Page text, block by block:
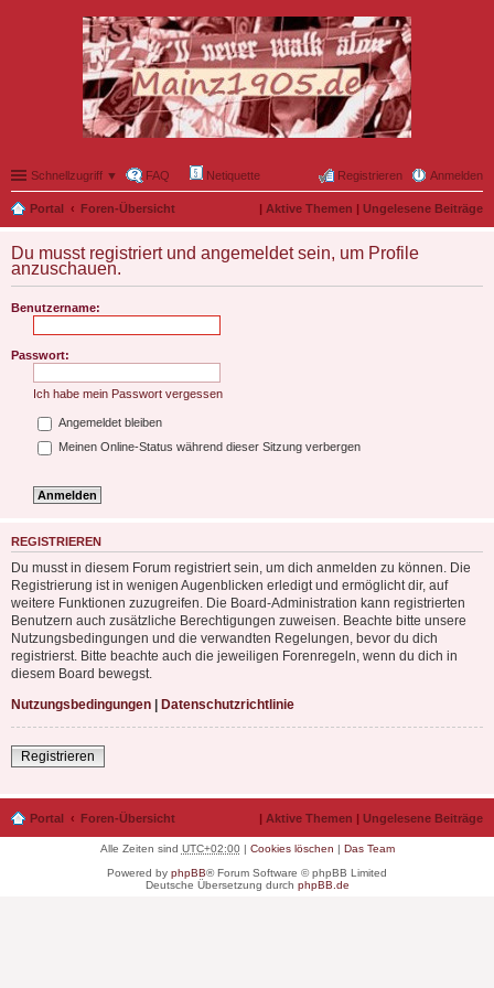
Schnellzugriff ▼ FAQ Netiquette Anmelden
Registrieren
Portal Foren-Übersicht | Aktive Themen | Ungelesene Beiträge
Du musst registriert und angemeldet sein, um Profile
anzuschauen.
Benutzername:
Passwort:
Ich habe mein Passwort vergessen
Angemeldet bleiben
Meinen Online-Status während dieser Sitzung verbergen
REGISTRIEREN
Du musst in diesem Forum registriert sein, um dich anmelden zu können. Die
Registrierung ist in wenigen Augenblicken erledigt und ermöglicht dir, auf
weitere Funktionen zuzugreifen. Die Board-Administration kann registrierten
Benutzern auch zusätzliche Berechtigungen zuweisen. Beachte bitte unsere
Nutzungsbedingungen und die verwandten Regelungen, bevor du dich
registrierst. Bitte beachte auch die jeweiligen Forenregeln, wenn du dich in
diesem Board bewegst.
Nutzungsbedingungen | Datenschutzrichtlinie
Registrieren
Portal Foren-Übersicht | Aktive Themen | Ungelesene Beiträge
Alle Zeiten sind UTC+02:00| Cookies löschen | Das Team
Powered by phpBB® Forum Software © phpBB Limited
Deutsche Übersetzung durch phpBB.de